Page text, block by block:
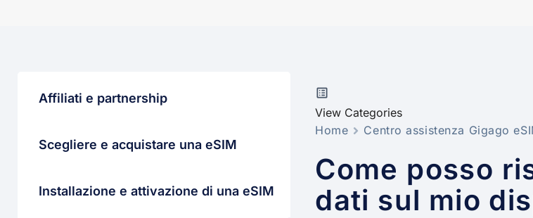
Affiliati e partnership
Scegliere e acquistare una eSIM
Installazione e attivazione di una eSIM
View Categories
Home
Centro assistenza Gigago
Come posso
dati sul mio